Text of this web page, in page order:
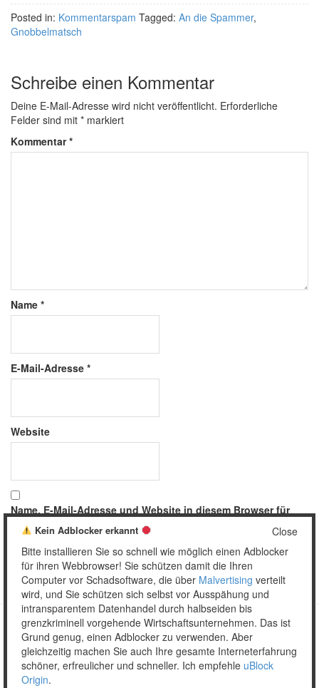
Posted in: Kommentarspam Tagged: An die Spammer,
Gnobbelmatsch
Schreibe einen Kommentar
Deine E-Mail-Adresse wird nicht veröffentlicht. Erforderliche
Felder sind mit * markiert
Kommentar*
Name *
E-Mail-Adresse *
Website
Name, E-Mail-Adresse und Website in diesem Browser für
meinen nächsten Kommentar speichern.
Copyright © 2026 Unser täglich Spam.
MobileWordPress Theme by themehall.com
Close
Kein Adblocker erkannt
Bitte installieren Sie so schnell wie möglich einen Adblocker
für ihren Webbrowser! Sie schützen damit die Ihren
Computer vor Schadsoftware, die über Malvertising verteilt
wird, und Sie schützen sich selbst vor Ausspähung und
intransparentem Datenhandel durch halbseiden bis
grenzkriminell vorgehende Wirtschaftsunternehmen. Das ist
Grund genug, einen Adblocker zu verwenden. Aber
gleichzeitig machen Sie auch Ihre gesamte Interneterfahrung
schöner, erfreulicher und schneller. Ich empfehle uBlock
Origin.